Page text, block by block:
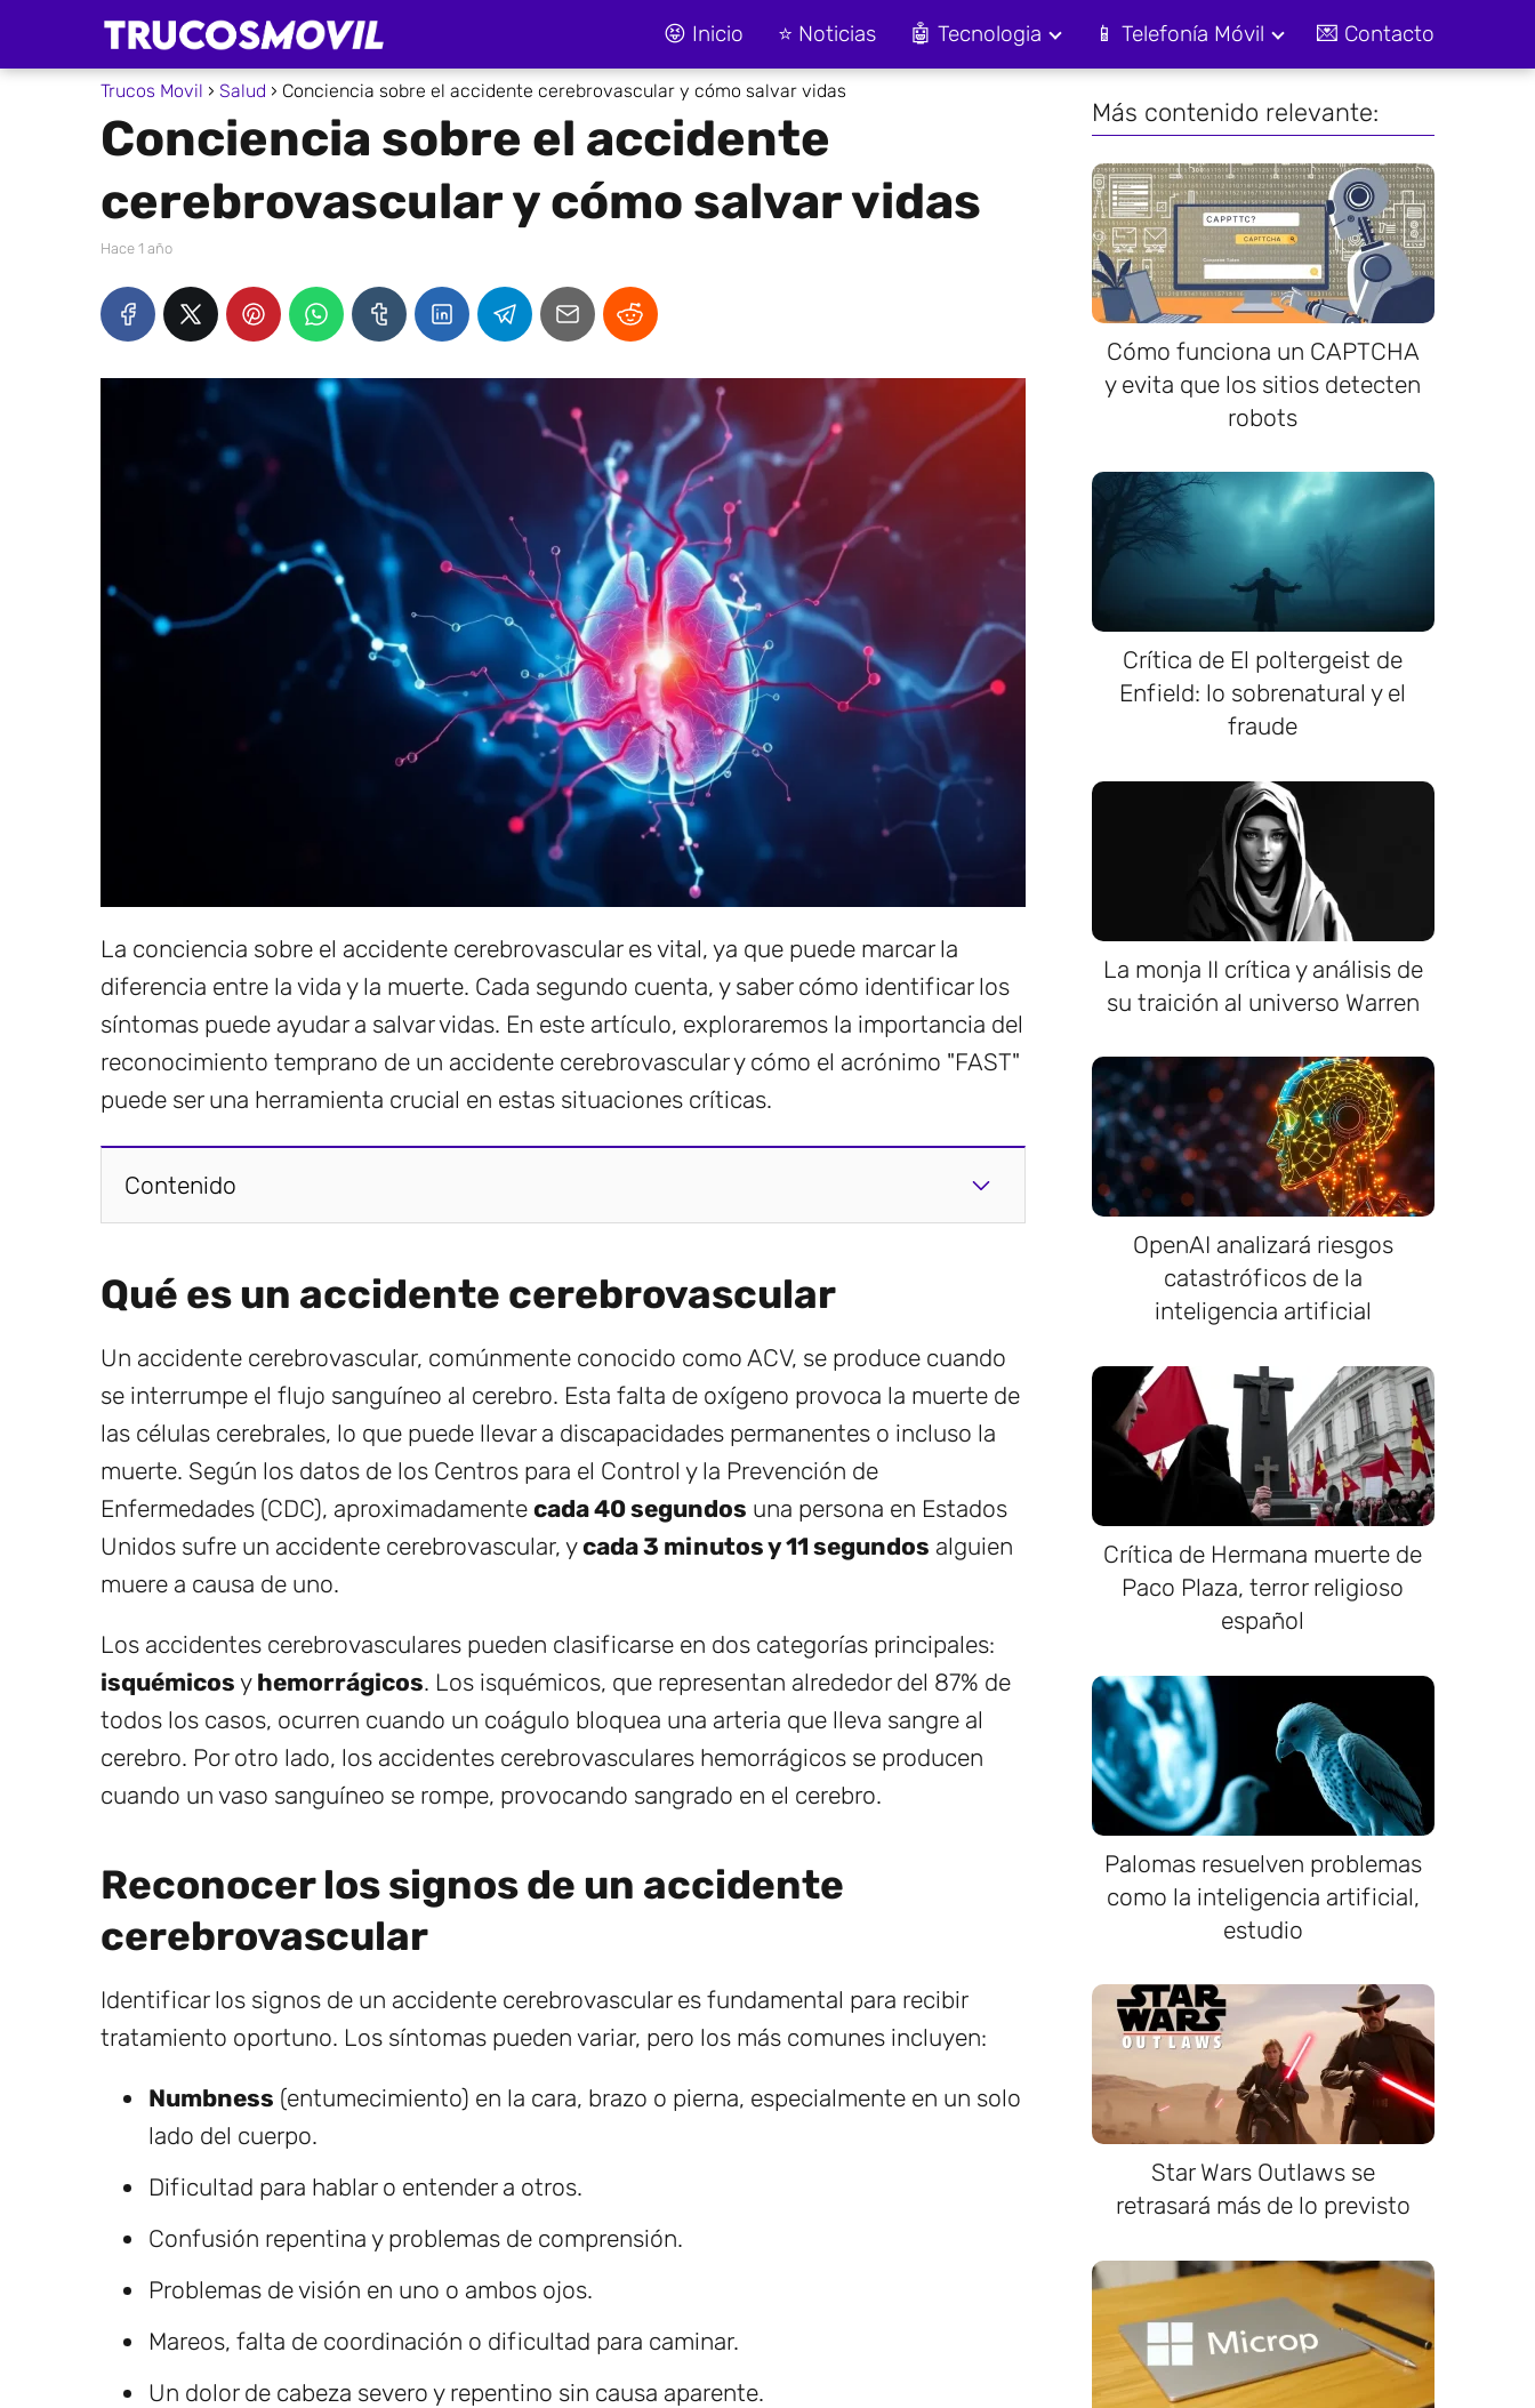
😝 Inicio ⭐ Noticias 🤖 Tecnologia 📱 Telefonía Móvil 💌 Contacto
Trucos Movil Salud Conciencia sobre el accidente cerebrovascular y cómo salvar vidas
Conciencia sobre el accidente
cerebrovascular y cómo salvar vidas
hace 1 año
La conciencia sobre el accidente cerebrovascular es vital, ya que puede marcar la
diferencia entre la vida y la muerte. Cada segundo cuenta, y saber cómo identificar los
síntomas puede ayudar a salvar vidas. En este artículo, exploraremos la importancia del
reconocimiento temprano de un accidente cerebrovascular y cómo el acrónimo "FAST"
puede ser una herramienta crucial en estas situaciones críticas.
Contenido
Qué es un accidente cerebrovascular
Un accidente cerebrovascular, comúnmente conocido como ACV, se produce cuando
se interrumpe el flujo sanguíneo al cerebro. Esta falta de oxígeno provoca la muerte de
las células cerebrales, lo que puede llevar a discapacidades permanentes o incluso la
muerte. Según los datos de los Centros para el Control y la Prevención de
Enfermedades (CDC), aproximadamente cada 40 segundos una persona en Estados
Unidos sufre un accidente cerebrovascular, ycada 3 minutos y 11 segundos alguien
muere a causa de uno.
Los accidentes cerebrovasculares pueden clasificarse en dos categorías principales:
isquémicos y hemorrágicos. Los isquémicos, que representan alrededor del 87% de
todos los casos, ocurren cuando un coágulo bloquea una arteria que lleva sangre al
cerebro. Por otro lado, los accidentes cerebrovasculares hemorrágicos se producen
cuando un vaso sanguíneo se rompe, provocando sangrado en el cerebro.
Reconocer los signos de un accidente
cerebrovascular
Identificar los signos de un accidente cerebrovascular es fundamental para recibir
tratamiento oportuno. Los síntomas pueden variar, pero los más comunes incluyen:
Numbness (entumecimiento) en la cara, brazo o pierna, especialmente en un solo
lado del cuerpo.
Dificultad para hablar o entender a otros.
Confusión repentina y problemas de comprensión.
Problemas de visión en uno o ambos ojos.
Mareos, falta de coordinación o dificultad para caminar.
Un dolor de cabeza severo y repentino sin causa aparente.
Más contenido relevante:
Cómo funciona un CAPTCHA
y evita que los sitios detecten
robots
Crítica de El poltergeist de
Enfield: lo sobrenatural y el
fraude
La monja II crítica y análisis de
su traición al universo Warren
OpenAI analizará riesgos
catastróficos de la
inteligencia artificial
Crítica de Hermana muerte de
Paco Plaza, terror religioso
español
Palomas resuelven problemas
como la inteligencia artificial,
estudio
Star Wars Outlaws se
retrasará más de lo previsto